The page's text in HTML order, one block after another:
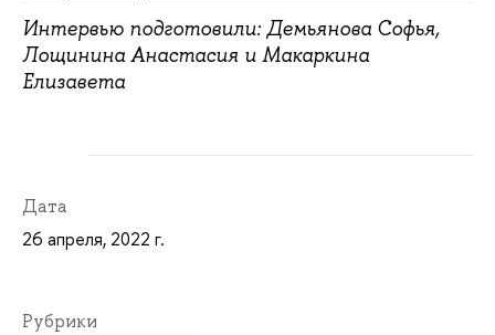
Интервью подготовили: Демьянова Софья,
Лощинина Анастасия и Макаркина
Елизавета
Дата
26 апреля, 2022 г.
Рубрики